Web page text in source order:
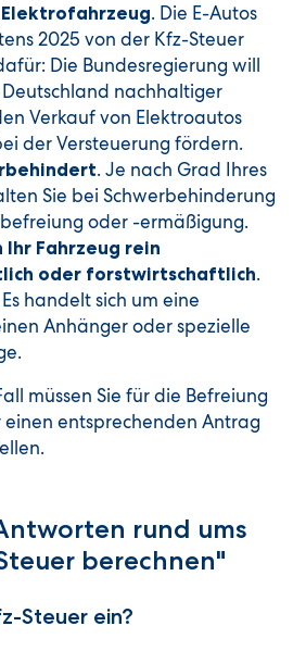
. Die E-Autos
2025 von der Kfz-Steuer
Die Bundesregierung will
nachhaltiger
Verkauf von Elektroautos
der Versteuerung fördern.
. Je nach Grad Ihres
Sie bei Schwerbehinderung
oder -ermäßigung.
Ihr Fahrzeug rein
oder forstwirtschaftlich.
handelt sich um eine
Anhänger oder spezielle
müssen Sie für die Befreiung
entsprechenden Antrag
rund ums
berechnen"
Steuer ein?